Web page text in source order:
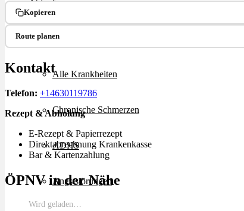
Ablauf
Therapien
Alle Krankheiten
Chronische Schmerzen
ADHS
Angststörungen
Kopieren
Route planen
Kontakt
Telefon: +14630119786
Rezept & Abholung
E-Rezept & Papierrezept
Direktabrechnung Krankenkasse
Bar & Kartenzahlung
ÖPNV in der Nähe
Wird geladen…